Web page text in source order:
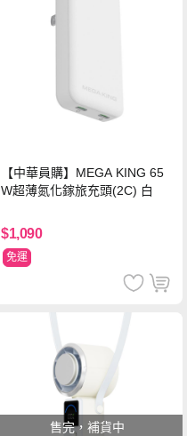
【中華員購】MEGA KING 65
W超薄氮化鎵旅充頭(2C) 白
$1,090
免運
售完，補貨中